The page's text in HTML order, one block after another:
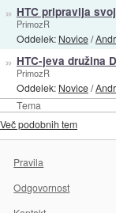
Tema
» HTC pripravlja
PrimozR
Oddelek: Novice/
» HTC-jeva družina
PrimozR
Oddelek: Novice/
Več podobnih tem
Pravila
Odgovornost